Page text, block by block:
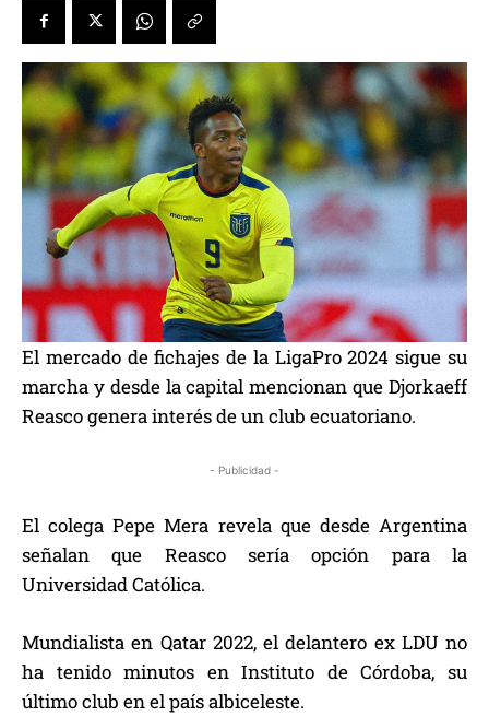
El mercado de fichajes de la LigaPro 2024 sigue su
marcha y desde la capital mencionan que Djorkaeff
Reasco genera interés de un club ecuatoriano.
- Publicidad -
El colega Pepe Mera revela que desde Argentina
señalan que Reasco sería opción para la
Universidad Católica.
Mundialista en Qatar 2022, el delantero ex LDU no
ha tenido minutos en Instituto de Córdoba, su
último club en el país albiceleste.